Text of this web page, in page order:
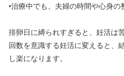
•治療中でも、夫婦の時間や心身の
排卵日に縛られすぎると、妊活は
回数を意識する妊活に変えると、
し楽になります。